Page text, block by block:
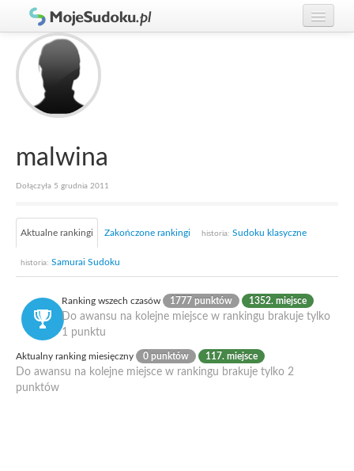
Graj w Sudoku!
Zasady Sudoku
Rankingi
Gracze
malwina
Dołączyła 5 grudnia 2011
Aktualne rankingi Zakończone rankingi historia: Sudoku klasyczne
historia: Samurai Sudoku
Ranking wszech czasów 1777 punktów 1352. miejsce
Do awansu na kolejne miejsce w rankingu brakuje tylko
1 punktu
Aktualny ranking miesięczny 0 punktów 117. miejsce
Do awansu na kolejne miejsce w rankingu brakuje tylko 2
punktów